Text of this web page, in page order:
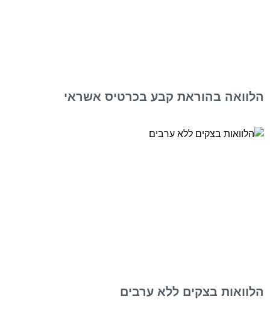
הלוואה בהוראת קבע בכרטיס אשראי
הלוואות בצקים ללא ערבים